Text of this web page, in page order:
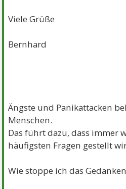
Viele Grüße
Bernhard
Ängste und Panikattacken
Menschen.
Das führt dazu, dass immer
häufigsten Fragen gestellt
Wie stoppe ich das